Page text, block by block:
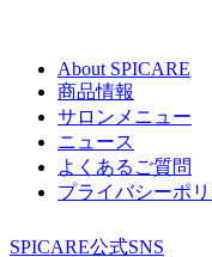
About SPICARE
商品情報
サロンメニュー
ニュース
よくあるご質問
プライバシーポ
SPICARE公式SNS